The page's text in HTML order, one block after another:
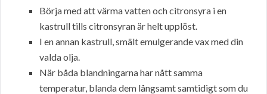
Börja med att värma vatten och citronsyra i en
kastrull tills citronsyran är helt upplöst.
I en annan kastrull, smält emulgerande vax med din
valda olja.
När båda blandningarna har nått samma
temperatur, blanda dem långsamt samtidigt som du